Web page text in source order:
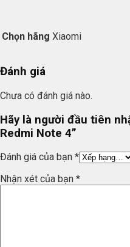
Chọn hãng Xiaomi
Đánh giá
Chưa có đánh giá nào.
Hãy là người đầu tiên
Redmi Note 4”
Đánh giá của bạn *
Nhận xét của bạn *